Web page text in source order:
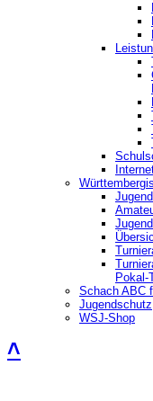
Pokal-
Schach ABC
Jugendschutz
WSJ-Shop
˄